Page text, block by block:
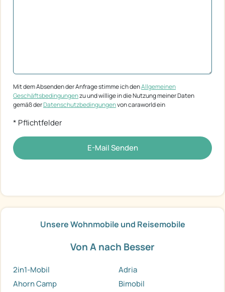
Mit dem Absenden der Anfrage stimme ich denAllgemeinen
Geschäftsbedingungenzu und willige in die Nutzung meiner Daten
gemäß derDatenschutzbedingungenvon caraworld ein
* Pflichtfelder
E-Mail Senden
Unsere Wohnmobile und Reisemobile
Von A nach Besser
2in1-Mobil
Adria
Ahorn Camp
Bimobil